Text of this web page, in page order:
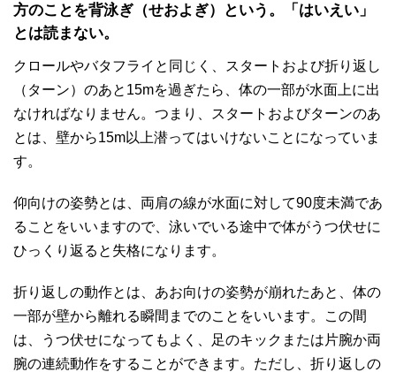
方のことを背泳ぎ（せおよぎ）という。「はいえい」
とは読まない。
クロールやバタフライと同じく、スタートおよび折り返し
（ターン）のあと15mを過ぎたら、体の一部が水面上に出
なければなりません。つまり、スタートおよびターンのあ
とは、壁から15m以上潜ってはいけないことになっていま
す。
仰向けの姿勢とは、両肩の線が水面に対して90度未満であ
ることをいいますので、泳いでいる途中で体がうつ伏せに
ひっくり返ると失格になります。
折り返しの動作とは、あお向けの姿勢が崩れたあと、体の
一部が壁から離れる瞬間までのことをいいます。この間
は、うつ伏せになってもよく、足のキックまたは片腕か両
腕の連続動作をすることができます。ただし、折り返しの